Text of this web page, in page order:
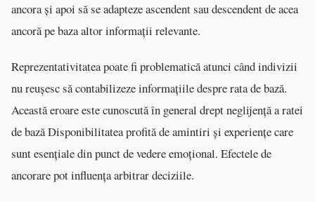
ancora și apoi să se adapteze ascendent sau descendent de acea
ancoră pe baza altor informații relevante.
Reprezentativitatea poate fi problematică atunci când indivizii
nu reușesc să contabilizeze informațiile despre rata de bază.
Această eroare este cunoscută în general drept neglijență a ratei
de bază Disponibilitatea profită de amintiri și experiențe care
sunt esențiale din punct de vedere emoțional. Efectele de
ancorare pot influența arbitrar deciziile.